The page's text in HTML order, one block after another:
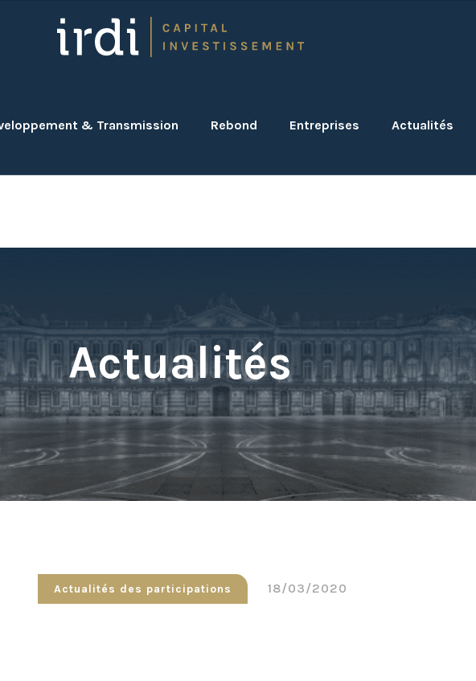
& Transmission Rebond Entreprises Actualités
Actualités des participations 18/03/2020
Actualités